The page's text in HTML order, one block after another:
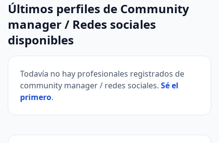
Últimos perfiles de Community
manager / Redes sociales
disponibles
Todavía no hay profesionales registrados de
community manager / redes sociales. Sé el
primero.